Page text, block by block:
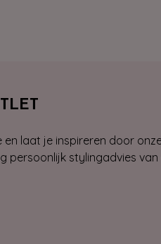
laat je inspireren door
persoonlijk stylingadvies van